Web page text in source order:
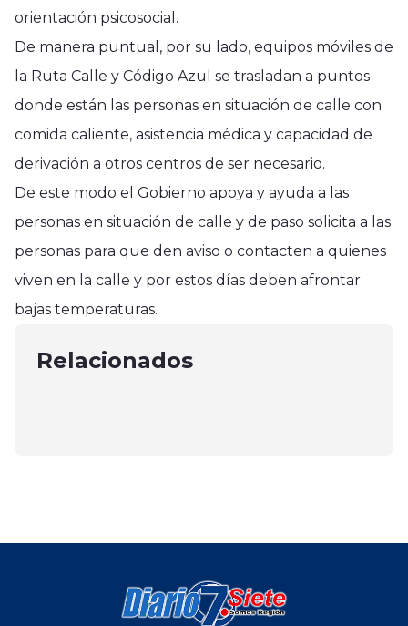
orientación psicosocial.
De manera puntual, por su lado, equipos móviles de
la Ruta Calle y Código Azul se trasladan a puntos
donde están las personas en situación de calle con
comida caliente, asistencia médica y capacidad de
derivación a otros centros de ser necesario.
De este modo el Gobierno apoya y ayuda a las
personas en situación de calle y de paso solicita a las
personas para que den aviso o contacten a quienes
viven en la calle y por estos días deben afrontar
bajas temperaturas.
Relacionados
Curicó
Cementerio Municipal de Curicó
tendrá nuevos nichos reductores
junio 24, 2025
comerciantes en su día
recibieron subvención municipal